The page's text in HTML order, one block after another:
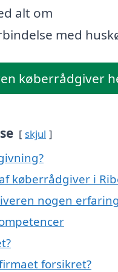
alt om
med
køberrådgiver
skjul
køberrådgiver i
nogen
forsikret?